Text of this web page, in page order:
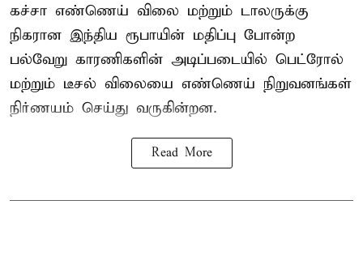
கச்சா எண்ணெய் விலை மற்றும் டாலருக்கு
நிகரான இந்திய ரூபாயின் மதிப்பு போன்ற
பல்வேறு காரணிகளின் அடிப்படையில் பெட்ரோல்
மற்றும் டீசல் விலையை எண்ணெய் நிறுவனங்கள்
நிர்ணயம் செய்து வருகின்றன.
Read More